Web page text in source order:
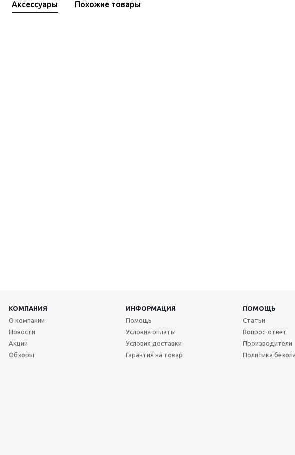
Аксессуары Похожие товары
КОМПАНИЯ ИНФОРМАЦИЯ
ПОМОЩЬ
О компании
Новости
Акции
Обзоры
Помощь
Условия оплаты
Условия доставки
Гарантия на товар
Статьи
Вопрос-ответ
Производители
Политика